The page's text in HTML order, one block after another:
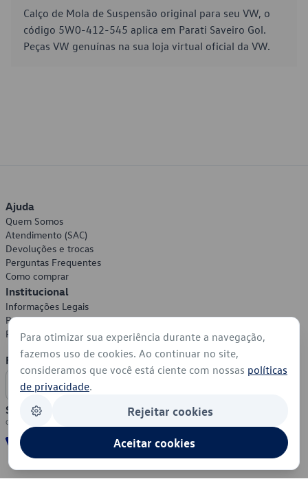
Calço de Mola de Suspensão original para seu VW, o
código 5W0-412-545 aplica em Parati Saveiro Gol.
Peças VW genuínas na sua loja virtual oficial da VW.
Ajuda
Quem Somos
Atendimento (SAC)
Devoluções e trocas
Perguntas Frequentes
Como comprar
Institucional
Informações Legais
Política de Privacidade
Política de Cookies
Formas de Pagamento
Segurança
Para otimizar sua experiência durante a navegação,
fazemos uso de cookies. Ao continuar no site,
consideramos que você está ciente com nossas políticas
de privacidade.
Rejeitar cookies
Aceitar cookies